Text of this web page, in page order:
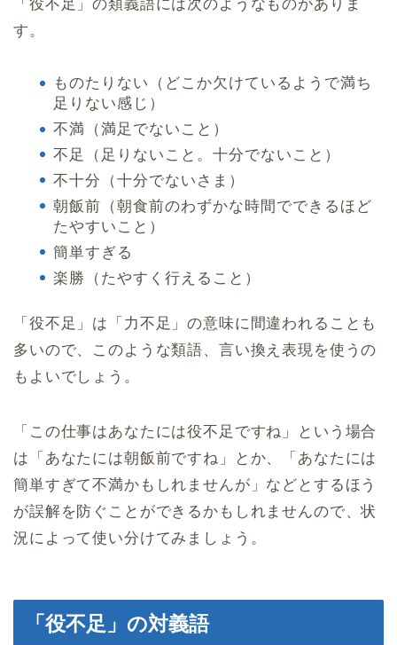
「役不足」の類義語には次のようなものがありま
す。
ものたりない（どこか欠けているようで満ち
足りない感じ）
不満（満足でないこと）
不足（足りないこと。十分でないこと）
不十分（十分でないさま）
朝飯前（朝食前のわずかな時間でできるほど
たやすいこと）
簡単すぎる
楽勝（たやすく行えること）
「役不足」は「力不足」の意味に間違われることも
多いので、このような類語、言い換え表現を使うの
もよいでしょう。
「この仕事はあなたには役不足ですね」という場合
は「あなたには朝飯前ですね」とか、「あなたには
簡単すぎて不満かもしれませんが」などとするほう
が誤解を防ぐことができるかもしれませんので、状
況によって使い分けてみましょう。
「役不足」の対義語